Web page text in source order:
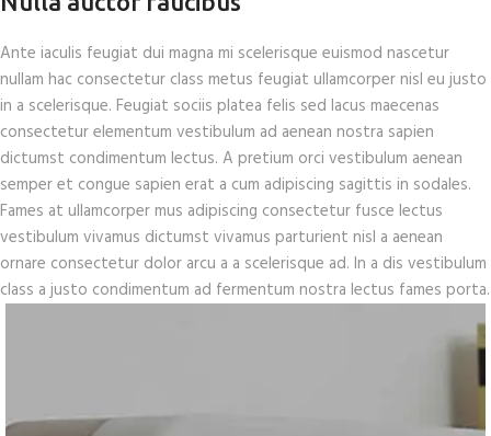
Ante iaculis feugiat dui magna mi scelerisque euismod nascetur
nullam hac consectetur class metus feugiat ullamcorper nisl eu justo
in a scelerisque. Feugiat sociis platea felis sed lacus maecenas
consectetur elementum vestibulum ad aenean nostra sapien
dictumst condimentum lectus. A pretium orci vestibulum aenean
semper et congue sapien erat a cum adipiscing sagittis in sodales.
Fames at ullamcorper mus adipiscing consectetur fusce lectus
vestibulum vivamus dictumst vivamus parturient nisl a aenean
ornare consectetur dolor arcu a a scelerisque ad. In a dis vestibulum
class a justo condimentum ad fermentum nostra lectus fames porta.